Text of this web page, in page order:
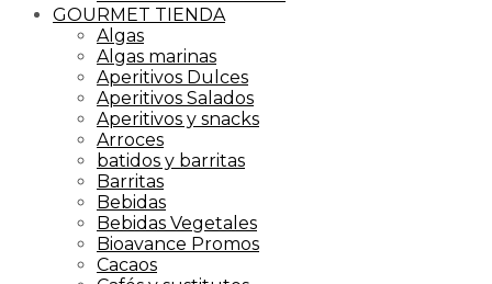
GOURMET TIENDA
Algas
Algas marinas
Aperitivos Dulces
Aperitivos Salados
Aperitivos y snacks
Arroces
batidos y barritas
Barritas
Bebidas
Bebidas Vegetales
Bioavance Promos
Cacaos